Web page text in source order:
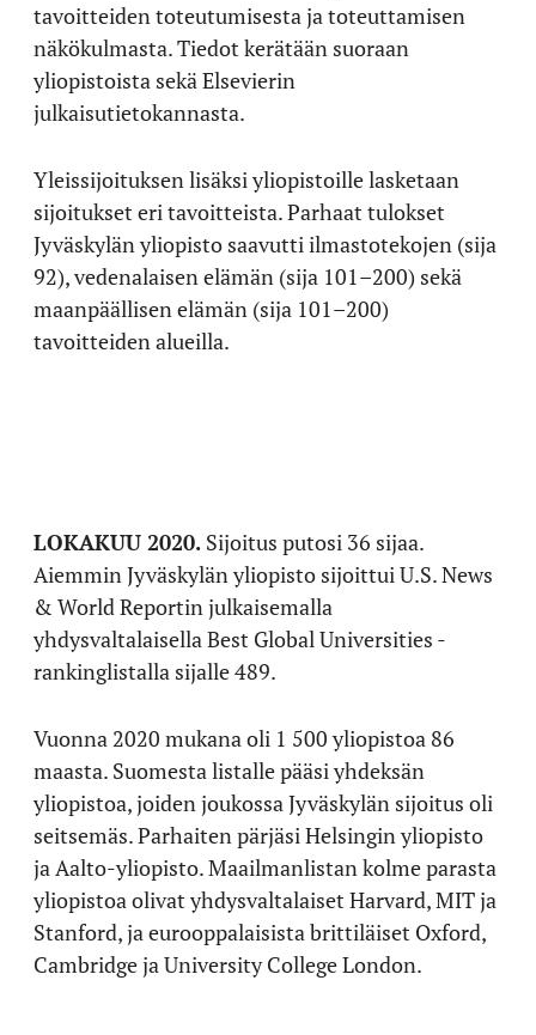
tavoitteiden toteutumisesta ja toteuttamisen
näkökulmasta. Tiedot kerätään suoraan
yliopistoista sekä Elsevierin
julkaisutietokannasta.
Yleissijoituksen lisäksi yliopistoille lasketaan
sijoitukset eri tavoitteista. Parhaat tulokset
Jyväskylän yliopisto saavutti ilmastotekojen (sija
92), vedenalaisen elämän (sija 101–200) sekä
maanpäällisen elämän (sija 101–200)
tavoitteiden alueilla.
LOKAKUU 2020. Sijoitus putosi 36 sijaa.
Aiemmin Jyväskylän yliopisto sijoittui U.S. News
& World Reportin julkaisemalla
yhdysvaltalaisella Best Global Universities -
rankinglistalla sijalle 489.
Vuonna 2020 mukana oli 1 500 yliopistoa 86
maasta. Suomesta listalle pääsi yhdeksän
yliopistoa, joiden joukossa Jyväskylän sijoitus oli
seitsemäs. Parhaiten pärjäsi Helsingin yliopisto
ja Aalto-yliopisto. Maailmanlistan kolme parasta
yliopistoa olivat yhdysvaltalaiset Harvard, MIT ja
Stanford, ja eurooppalaisista brittiläiset Oxford,
Cambridge ja University College London.